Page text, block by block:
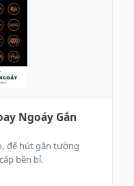
Ngoáy Gắn
đế hút gắn tường
bền bỉ.